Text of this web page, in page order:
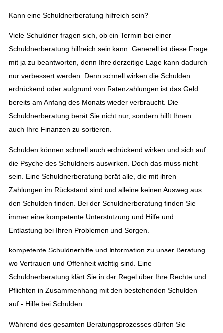
Kann eine Schuldnerberatung hilfreich sein?
Viele Schuldner fragen sich, ob ein Termin bei einer
Schuldnerberatung hilfreich sein kann. Generell ist diese Frage
mit ja zu beantworten, denn Ihre derzeitige Lage kann dadurch
nur verbessert werden. Denn schnell wirken die Schulden
erdrückend oder aufgrund von Ratenzahlungen ist das Geld
bereits am Anfang des Monats wieder verbraucht. Die
Schuldnerberatung berät Sie nicht nur, sondern hilft Ihnen
auch Ihre Finanzen zu sortieren.
Schulden können schnell auch erdrückend wirken und sich auf
die Psyche des Schuldners auswirken. Doch das muss nicht
sein. Eine Schuldnerberatung berät alle, die mit ihren
Zahlungen im Rückstand sind und alleine keinen Ausweg aus
den Schulden finden. Bei der Schuldnerberatung finden Sie
immer eine kompetente Unterstützung und Hilfe und
Entlastung bei Ihren Problemen und Sorgen.
kompetente Schuldnerhilfe und Information zu unser Beratung
wo Vertrauen und Offenheit wichtig sind. Eine
Schuldnerberatung klärt Sie in der Regel über Ihre Rechte und
Pflichten in Zusammenhang mit den bestehenden Schulden
auf - Hilfe bei Schulden
Während des gesamten Beratungsprozesses dürfen Sie